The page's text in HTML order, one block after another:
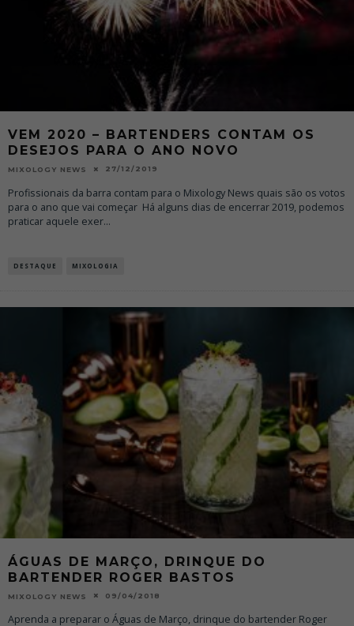
VEM 2020 – BARTENDERS CONTAM OS
DESEJOS PARA O ANO NOVO
MIXOLOGY NEWS 27/12/2019
Profissionais da barra contam para o Mixology News quais são os votos
para o ano que vai começar Há alguns dias de encerrar 2019, podemos
praticar aquele exer...
DESTAQUE MIXOLOGIA
ÁGUAS DE MARÇO, DRINQUE DO
BARTENDER ROGER BASTOS
MIXOLOGY NEWS 09/04/2018
Aprenda a preparar o Águas de Março, drinque do bartender Roger